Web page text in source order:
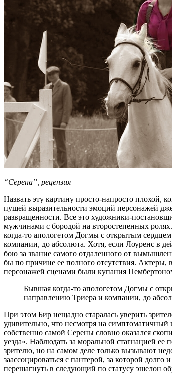
“Серена”, рецензия
Назвать эту картину просто-напросто плохой,
пущей выразительности эмоций персонажей
развращенности. Все это художники-
мужчинами с бородой на второстепенных
когда-то апологетом Догмы с открытым
компании, до абсолюта. Хотя, если Лоуренс в
бою за звание самого отдаленного от
бы по причине ее полного отсутствия.
персонажей сценами были купания
Бывшая когда-то апологетом Догмы с
направлению Триера и компании, до
При этом Бир нещадно старалась уверить
удивительно, что несмотря на
собственно самой Серены словно оказался
уезда». Наблюдать за моральной стагнацией
зрителю, но на самом деле только вызывают
заассоцироваться с пантерой, за которой
перешагнуть в следующий по статусу эшелон